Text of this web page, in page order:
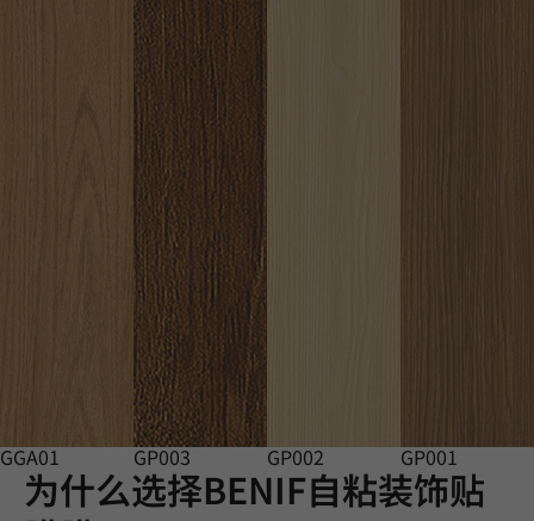
GGA01 GP003 GP002 GP001
为什么选择BENIF自粘装饰贴